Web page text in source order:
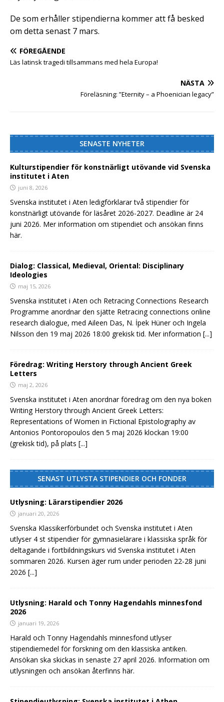
De som erhåller stipendierna kommer att få besked
om detta senast 7 mars.
FÖREGÅENDE
Läs latinsk tragedi tillsammans med hela Europa!
NÄSTA
Föreläsning: ”Eternity – a Phoenician legacy”
SENASTE NYHETER
Kulturstipendier för konstnärligt utövande vid Svenska
institutet i Aten
juni 8, 2026
Svenska institutet i Aten ledigförklarar två stipendier för
konstnärligt utövande för läsåret 2026-2027. Deadline är 24
juni 2026. Mer information om stipendiet och ansökan finns
här.
Dialog: Classical, Medieval, Oriental: Disciplinary
Ideologies
maj 15, 2026
Svenska institutet i Aten och Retracing Connections Research
Programme anordnar den sjätte Retracing connections online
research dialogue, med Aileen Das, N. İpek Hüner och Ingela
Nilsson den 19 maj 2026 18:00 grekisk tid. Mer information [...]
Föredrag: Writing Herstory through Ancient Greek
Letters
maj 2, 2026
Svenska institutet i Aten anordnar föredrag om den nya boken
Writing Herstory through Ancient Greek Letters:
Representations of Women in Fictional Epistolography av
Antonios Pontoropoulos den 5 maj 2026 klockan 19:00
(grekisk tid), på plats [...]
SENAST UTLYSTA STIPENDIER OCH FONDER
Utlysning: Lärarstipendier 2026
januari 20, 2026
Svenska Klassikerförbundet och Svenska institutet i Aten
utlyser 4 st stipendier för gymnasielärare i klassiska språk för
deltagande i fortbildningskurs vid Svenska institutet i Aten
sommaren 2026. Kursen äger rum under perioden 22-28 juni
2026 [...]
Utlysning: Harald och Tonny Hagendahls minnesfond
2026
januari 19, 2026
Harald och Tonny Hagendahls minnesfond utlyser
stipendiemedel för forskning om den klassiska antiken.
Ansökan ska skickas in senaste 27 april 2026. Information om
utlysningen och ansökan återfinns här.